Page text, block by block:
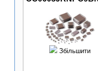
Збільшити